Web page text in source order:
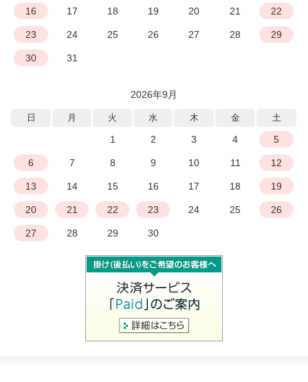
16 17 18 19 20 21 22
23 24 25 26 27 28 29
30 31
2026年9月
日 月 火 水 木 金 土
1 2 3 4 5
6 7 8 9 10 11 12
13 14 15 16 17 18 19
20 21 22 23 24 25 26
27 28 29 30